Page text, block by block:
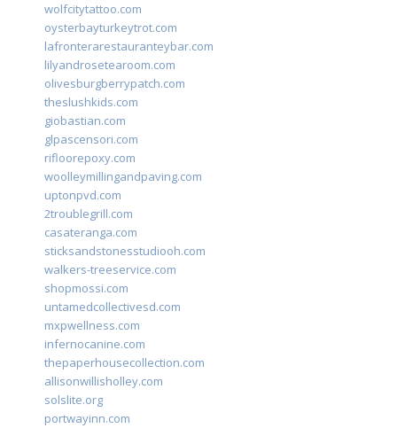
wolfcitytattoo.com
oysterbayturkeytrot.com
lafronterarestauranteybar.com
lilyandrosetearoom.com
olivesburgberrypatch.com
theslushkids.com
giobastian.com
glpascensori.com
rifloorepoxy.com
woolleymillingandpaving.com
uptonpvd.com
2troublegrill.com
casateranga.com
sticksandstonesstudiooh.com
walkers-treeservice.com
shopmossi.com
untamedcollectivesd.com
mxpwellness.com
infernocanine.com
thepaperhousecollection.com
allisonwillisholley.com
solslite.org
portwayinn.com